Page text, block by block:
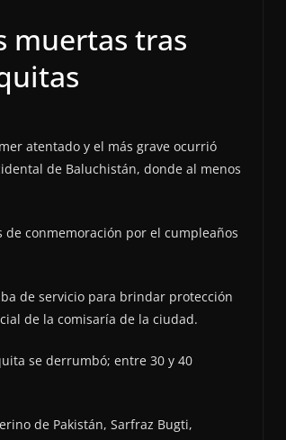
muertas tras
atentado y el más grave ocurrió
de Baluchistán, donde al menos
conmemoración por el cumpleaños
de servicio para brindar protección
de la comisaría de la ciudad.
se derrumbó; entre 30 y 40
de Pakistán, Sarfraz Bugti,